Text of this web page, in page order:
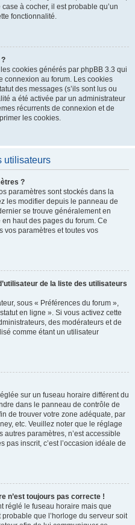
à cocher, il est probable qu’un
fonctionnalité.
cookies générés par phpBB 3.3 qui
connexion au forum. Les cookies
des messages (s’ils sont lus ou
a été activée par un administrateur
récurrents de connexion et de
les cookies.
utilisateurs
?
paramètres sont stockés dans la
les modifier depuis le panneau de
se trouve généralement en
haut des pages du forum. Ce
vos paramètres et toutes vos
de la liste des utilisateurs
sous « Préférences du forum »,
en ligne ». Si vous activez cette
des modérateurs et de
comme étant un utilisateur
sur un fuseau horaire différent du
dans le panneau de contrôle de
de trouver votre zone adéquate, par
etc. Veuillez noter que le réglage
paramètres, n’est accessible
pas inscrit, c’est l’occasion idéale de
n’est toujours pas correcte !
réglé le fuseau horaire mais que
probable que l’horloge du serveur soit